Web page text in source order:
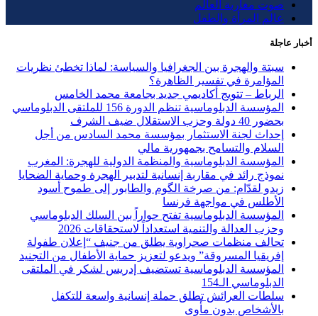
صوت مغاربة العالم
عالم المرأة والطفل
أخبار عاجلة
سبتة والهجرة بين الجغرافيا والسياسة: لماذا تخطئ نظريات
المؤامرة في تفسير الظاهرة؟
الرباط – تتويج أكاديمي جديد بجامعة محمد الخامس
المؤسسة الدبلوماسية تنظم الدورة 156 للملتقى الدبلوماسي
بحضور 40 دولة وحزب الاستقلال ضيف الشرف
إحداث لجنة الاستثمار بمؤسسة محمد السادس من أجل
السلام والتسامح بجمهورية مالي
المؤسسة الدبلوماسية والمنظمة الدولية للهجرة: المغرب
نموذج رائد في مقاربة إنسانية لتدبير الهجرة وحماية الضحايا
زيدو لقدّام: من صرخة الگوم والطابور إلى طموح أسود
الأطلس في مواجهة فرنسا
المؤسسة الدبلوماسية تفتح حواراً بين السلك الدبلوماسي
وحزب العدالة والتنمية استعداداً لاستحقاقات 2026
تحالف منظمات صحراوية يطلق من جنيف “إعلان طفولة
إفريقيا المسروقة” ويدعو لتعزيز حماية الأطفال من التجنيد
المؤسسة الدبلوماسية تستضيف إدريس لشكر في الملتقى
الدبلوماسي الـ154
سلطات العرائش تطلق حملة إنسانية واسعة للتكفل
بالأشخاص بدون مأوى